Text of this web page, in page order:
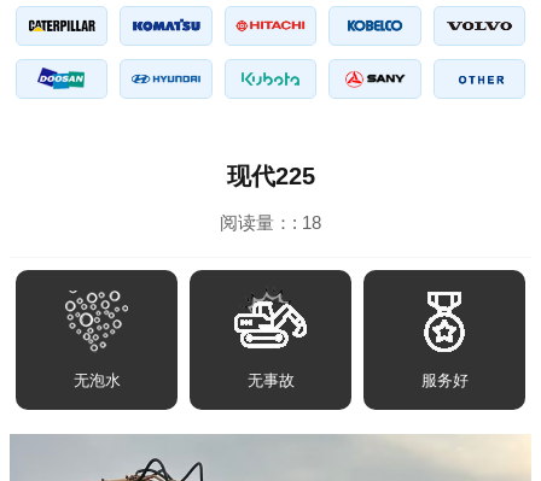
现代225
阅读量：: 18
无泡水 无事故 服务好